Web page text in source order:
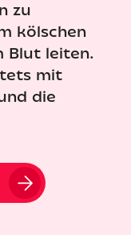
zu
kölschen
Blut leiten.
mit
die